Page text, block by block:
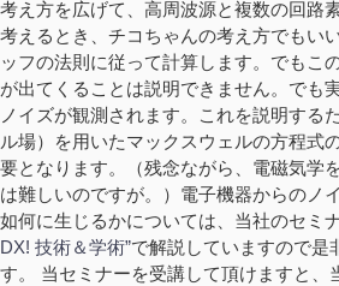
考え方を広げて、高周波源と複数の回路
考えるとき、チコちゃんの考え方でもい
ッフの法則に従って計算します。でもこ
が出てくることは説明できません。でも
ノイズが観測されます。これを説明する
ル場）を用いたマックスウェルの方程式
要となります。（残念ながら、電磁気学
は難しいのですが。）電子機器からのノ
如何に生じるかについては、当社のセミ
DX! 技術＆学術”で解説していますので是
す。 当セミナーを受講して頂けますと、